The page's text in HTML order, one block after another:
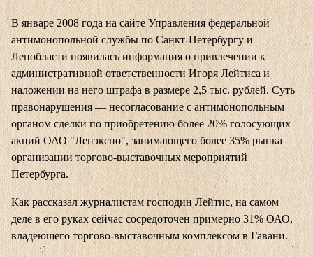
В январе 2008 года на сайте Управления федеральной
антимонопольной службы по Санкт-Петербургу и
Ленобласти появилась информация о привлечении к
административной ответственности Игоря Лейтиса и
наложении на него штрафа в размере 2,5 тыс. рублей. Суть
правонарушения — несогласование с антимонопольным
органом сделки по приобретению более 20% голосующих
акций ОАО "Ленэкспо", занимающего более 35% рынка
организации торгово-выставочных мероприятий
Петербурга.
Как рассказал журналистам господин Лейтис, на самом
деле в его руках сейчас сосредоточен примерно 31% ОАО,
владеющего торгово-выставочным комплексом в Гавани.